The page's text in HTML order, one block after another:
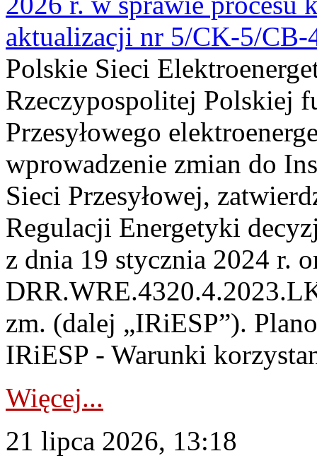
aktualizacji nr 5/CK-5/CB-
Polskie Sieci
Rzeczypospolitej Polskiej
Przesyłowego
wprowadzenie zmian do
Sieci Przesyłowej,
Regulacji Energetyki
z dnia 19 stycznia 2024 r.
zm. (dalej „IRiESP”).
IRiESP - Warunki
Więcej...
21 lipca 2026, 13:18